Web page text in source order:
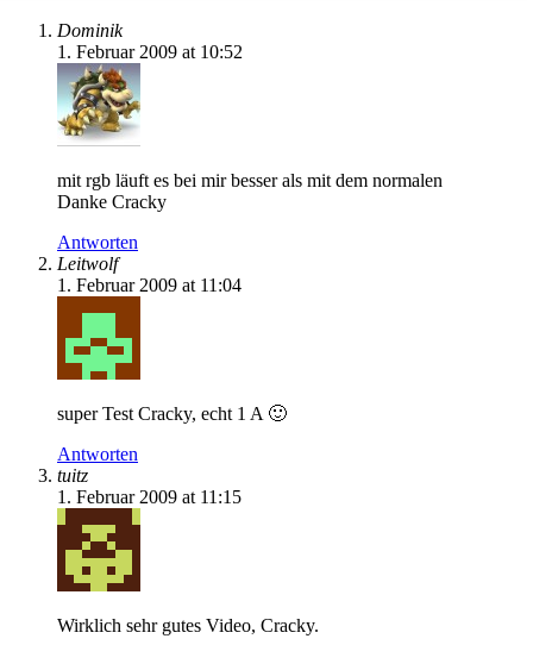
Dominik
1. Februar 2009 at 10:52
mit rgb läuft es bei mir besser als mit dem normalen
Danke Cracky
Antworten
Leitwolf
1. Februar 2009 at 11:04
super Test Cracky, echt 1 A 🙂
Antworten
tuitz
1. Februar 2009 at 11:15
Wirklich sehr gutes Video, Cracky.